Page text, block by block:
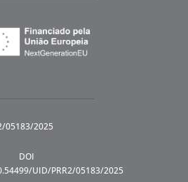
05183/2025
DOI
UID/PRR2/05183/2025